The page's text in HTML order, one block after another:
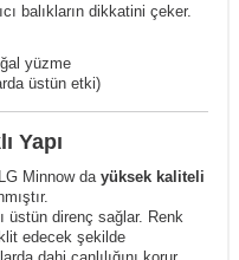
balıkların dikkatini çeker.
yüzme
üstün etki)
Yapı
Minnow da yüksek kaliteli
üstün direnç sağlar. Renk
edecek şekilde